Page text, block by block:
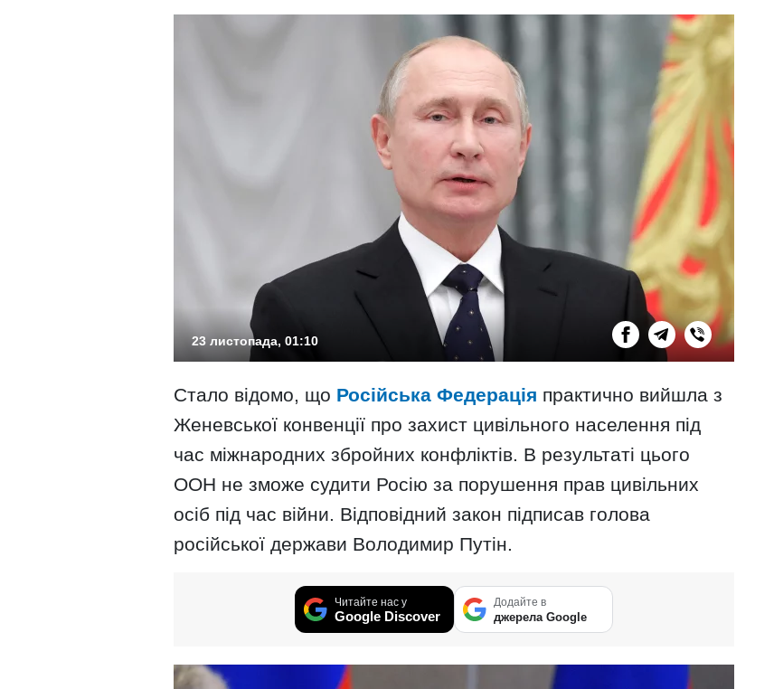
23 листопада, 01:10
Стало відомо, що Російська Федерація практично вийшла з
Женевської конвенції про захист цивільного населення під
час міжнародних збройних конфліктів. В результаті цього
ООН не зможе судити Росію за порушення прав цивільних
осіб під час війни. Відповідний закон підписав голова
російської держави Володимир Путін.
Читайте нас у
Google Discover
Додайте в
джерела Google